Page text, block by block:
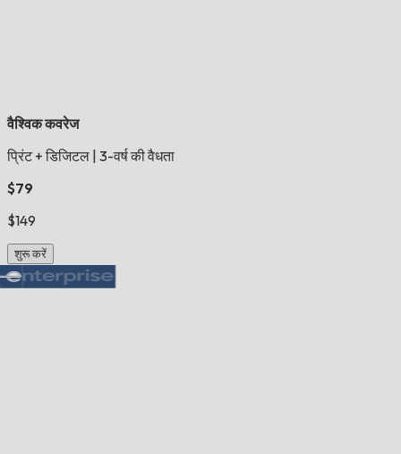
वैश्विक कवरेज
प्रिंट + डिजिटल 3-वर्ष की वैधता
$79
$149
शुरू करें